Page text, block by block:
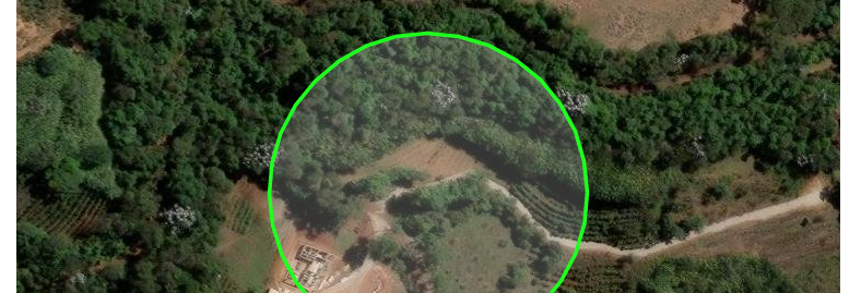
Terras
indígenas
(FUNAI)
UC Federal
UC Estaduais
UC
Municipais
Hidrografia
1:1.000.000
(ANA)